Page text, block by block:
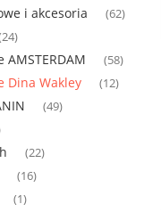
i akcesoria (62)
AMSTERDAM (58)
Dina Wakley (12)
(49)
(22)
(16)
(1)